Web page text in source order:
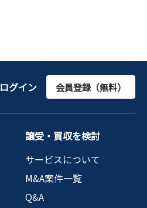
ログイン 会員登録（無料）
譲受・買収を検討
サービスについて
M&A案件一覧
Q&A